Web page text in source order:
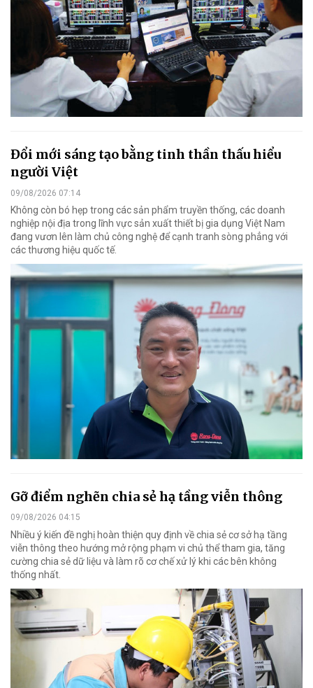
Đổi mới sáng tạo bằng tinh thần thấu hiểu
người Việt
09/08/2026 07:14
Không còn bó hẹp trong các sản phẩm truyền thống, các doanh
nghiệp nội địa trong lĩnh vực sản xuất thiết bị gia dụng Việt Nam
đang vươn lên làm chủ công nghệ để cạnh tranh sòng phẳng với
các thương hiệu quốc tế.
Gỡ điểm nghẽn chia sẻ hạ tầng viễn thông
09/08/2026 04:15
Nhiều ý kiến đề nghị hoàn thiện quy định về chia sẻ cơ sở hạ tầng
viễn thông theo hướng mở rộng phạm vi chủ thể tham gia, tăng
cường chia sẻ dữ liệu và làm rõ cơ chế xử lý khi các bên không
thống nhất.